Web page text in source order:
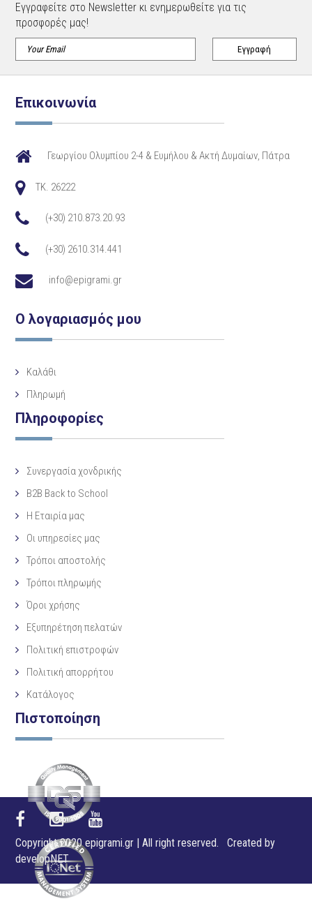
Εγγραφείτε στο Newsletter κι ενημερωθείτε για τις
προσφορές μας!
Επικοινωνία
Γεωργίου Ολυμπίου 2-4 & Ευμήλου & Ακτή Δυμαίων, Πάτρα
TK. 26222
(+30) 210.873.20.93
(+30) 2610.314.441
info@epigrami.gr
Ο λογαριασμός μου
Καλάθι
Πληρωμή
Πληροφορίες
Συνεργασία χονδρικής
B2B Back to School
Η Eταιρία μας
Οι υπηρεσίες μας
Τρόποι αποστολής
Τρόποι πληρωμής
Όροι χρήσης
Εξυπηρέτηση πελατών
Πολιτική επιστροφών
Πολιτική απορρήτου
Κατάλογος
Πιστοποίηση
Copyright 2020 epigrami.gr | All right reserved. Created by
developNET